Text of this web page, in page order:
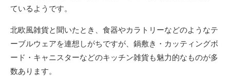
ているようです。
北欧風雑貨と聞いたとき、食器やカラトリーなどのようなテ
ーブルウェアを連想しがちですが、鍋敷き・カッティングボ
ード・キャニスターなどのキッチン雑貨も魅力的なものが多
数あります。